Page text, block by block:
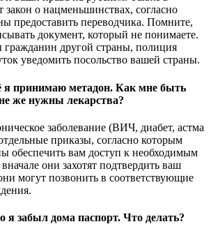
закон о нацменьшинствах, согласно
предоставить переводчика. Помните,
документ, который не понимаете.
гражданин другой страны, полиция
уведомить посольство вашей страны.
принимаю метадон. Как мне быть
же нужны лекарства?
заболевание (ВИЧ, диабет, астма
приказы, согласно которым
обеспечить вам доступ к необходимым
они захотят подтвердить ваш
могут позвонить в соответствующие
я забыл дома паспорт. Что делать?